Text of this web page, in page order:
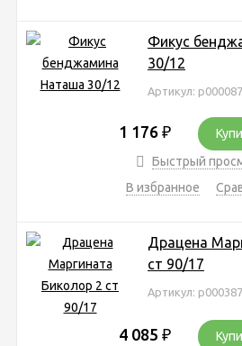
Фикус
30/12
Артикул: р000087
1 176 ₽
Быстрый
В избранное
Драцена
ст 90/17
Артикул: р000387
4 085 ₽